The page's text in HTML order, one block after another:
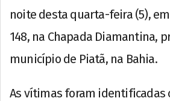
noite desta quarta-feira (5),
148, na Chapada Diamantina,
município de Piatã, na Bahia.
As vítimas foram identificadas